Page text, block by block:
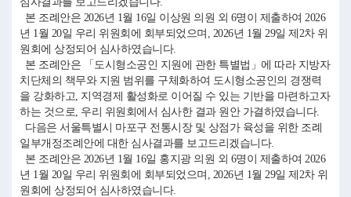
본 조례안은 2026년 1월 16일 이상원 의원 외 6명이 제출하여 2026
년 1월 20일 우리 위원회에 회부되었으며, 2026년 1월 29일 제2차 위
원회에 상정되어 심사하였습니다.
본 조례안은 「도시형소공인 지원에 관한 특별법」에 따라 지방자
치단체의 책무와 지원 범위를 구체화하여 도시형소공인의 경쟁력
을 강화하고, 지역경제 활성화로 이어질 수 있는 기반을 마련하고자
하는 것으로, 우리 위원회에서 심사한 결과 원안 가결하였습니다.
다음은 서울특별시 마포구 전통시장 및 상점가 육성을 위한 조례
일부개정조례안에 대한 심사결과를 보고드리겠습니다.
본 조례안은 2026년 1월 16일 홍지광 의원 외 6명이 제출하여 2026
년 1월 20일 우리 위원회에 회부되었으며, 2026년 1월 29일 제2차 위
원회에 상정되어 심사하였습니다.